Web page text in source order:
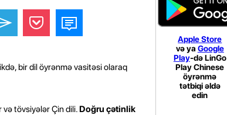
bir dil öyrənmə vasitəsi olaraq
və tövsiyələr Çin dili.Doğru çətinlik
Apple Store
və ya Google
Play-də LinGo
Play Chinese
öyrənmə
tətbiqi əldə
edin